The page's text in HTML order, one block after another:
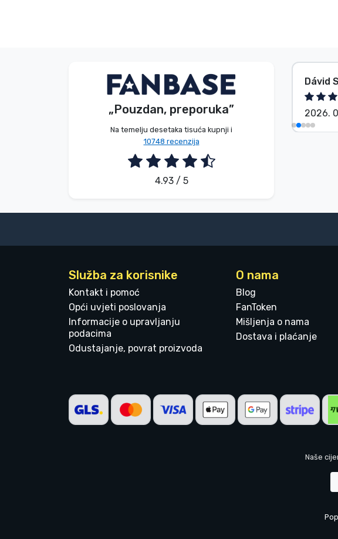
„Pouzdan, preporuka”
Na temelju desetaka tisuća kupnji i
10748 recenzija
4.93 / 5
Bez imena Kupac
2026. 08. 08.
Dávid
2026.
Služba za korisnike
Kontakt i pomoć
Opći uvjeti poslovanja
Informacije o upravljanju
podacima
Odustajanje, povrat proizvoda
O nama
Blog
FanToken
Mišljenja o nama
Dostava i plaćanje
Naše